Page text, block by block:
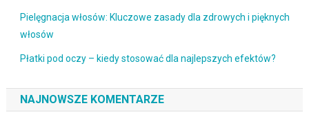
Pielęgnacja włosów: Kluczowe zasady dla zdrowych i pięknych
włosów
Płatki pod oczy – kiedy stosować dla najlepszych efektów?
NAJNOWSZE KOMENTARZE